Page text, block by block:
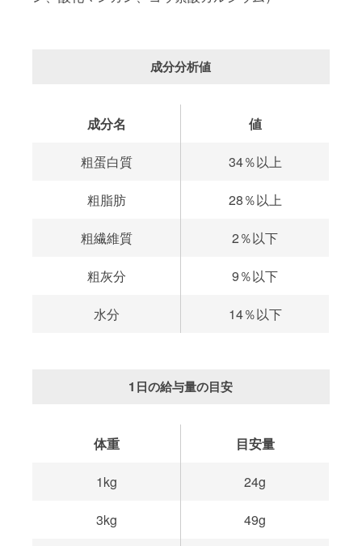
成分分析値
成分名 値
粗蛋白質 34％以上
粗脂肪 28％以上
粗繊維質 2％以下
粗灰分 9％以下
水分 14％以下
1日の給与量の目安
体重 目安量
1kg 24g
3kg 49g